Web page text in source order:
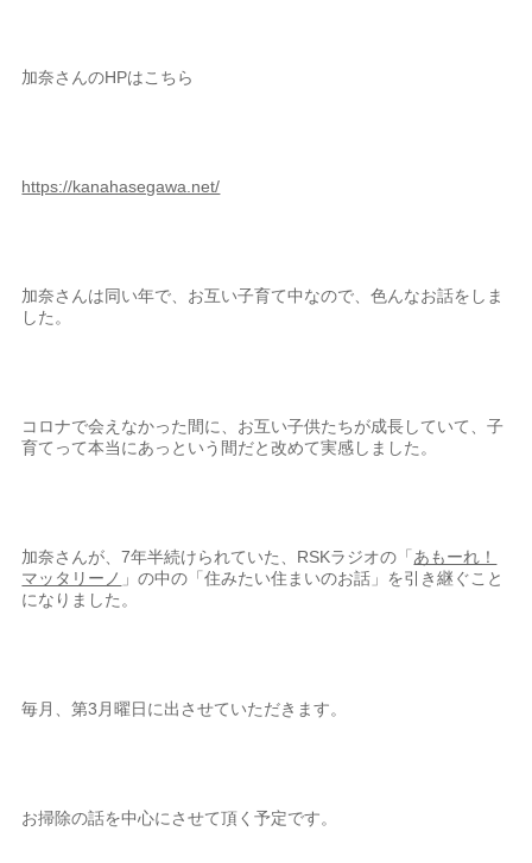
加奈さんのHPはこちら
https://kanahasegawa.net/
加奈さんは同い年で、お互い子育て中なので、色んなお話をしま
した。
コロナで会えなかった間に、お互い子供たちが成長していて、子
育てって本当にあっという間だと改めて実感しました。
加奈さんが、7年半続けられていた、RSKラジオの「 あもーれ！
マッタリーノ 」の中の「住みたい住まいのお話」を引き継ぐこと
になりました。
毎月、第3月曜日に出させていただきます。
お掃除の話を中心にさせて頂く予定です。